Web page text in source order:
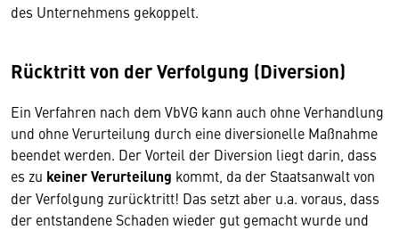
des Unternehmens gekoppelt.
Rücktritt von der Verfolgung (Diversion)
Ein Verfahren nach dem VbVG kann auch ohne Verhandlung
und ohne Verurteilung durch eine diversionelle Maßnahme
beendet werden. Der Vorteil der Diversion liegt darin, dass
es zu keiner Verurteilung kommt, da der Staatsanwalt von
der Verfolgung zurücktritt! Das setzt aber u.a. voraus, dass
der entstandene Schaden wieder gut gemacht wurde und